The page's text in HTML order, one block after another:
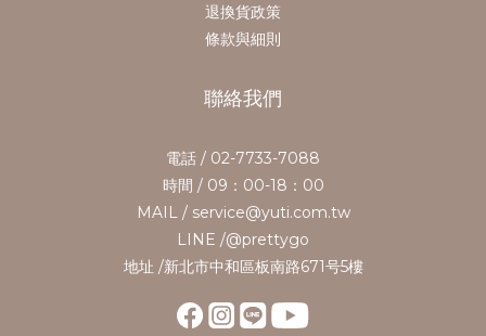
退換貨政策
條款與細則
聯絡我們
電話 / 02-7733-7088
時間 / 09：00-18：00
MAIL / service@yuti.com.tw
LINE /@prettygo
地址 /新北市中和區板南路671号5樓